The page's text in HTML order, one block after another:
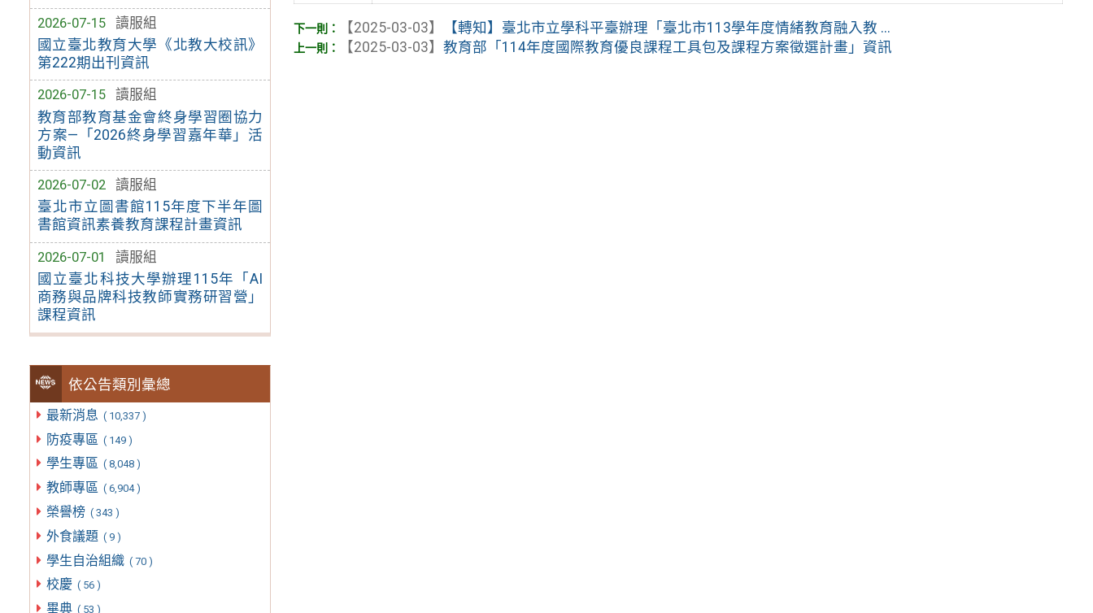
2026-07-15
讀服組
國立臺北教育大學《北教大校訊》
第222期出刊資訊
2026-07-15
讀服組
教育部教育基金會終身學習圈協力
方案—「2026終身學習嘉年華」活
動資訊
2026-07-02
讀服組
臺北市立圖書館115年度下半年圖
書館資訊素養教育課程計畫資訊
2026-07-01
讀服組
國立臺北科技大學辦理115年「AI
商務與品牌科技教師實務研習營」
課程資訊
依公告類別彙總
最新消息 ( 10,337 )
防疫專區 ( 149 )
學生專區 ( 8,048 )
教師專區 ( 6,904 )
榮譽榜 ( 343 )
外食議題 ( 9 )
學生自治組織 ( 70 )
校慶 ( 56 )
畢典 ( 53 )
【2025-03-03】
【轉知】臺北市立學科平臺辦理「臺北市113學年度情緒教育融入教 ...
【2025-03-03】教育部「114年度國際教育優良課程工具包及課程方案徵選計畫」資訊